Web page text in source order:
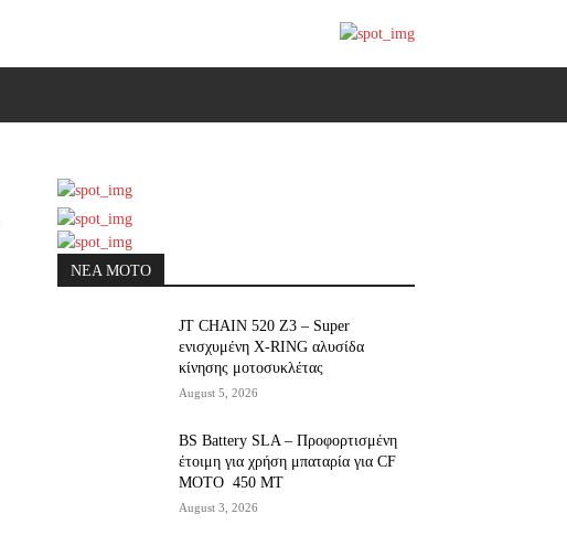
ΝΕΑ MOTO
JT CHAIN 520 Ζ3 – Super
ενισχυμένη X-RING αλυσίδα
κίνησης μοτοσυκλέτας
August 5, 2026
BS Battery SLA – Προφορτισμένη
έτοιμη για χρήση μπαταρία για CF
MOTO 450 MT
August 3, 2026